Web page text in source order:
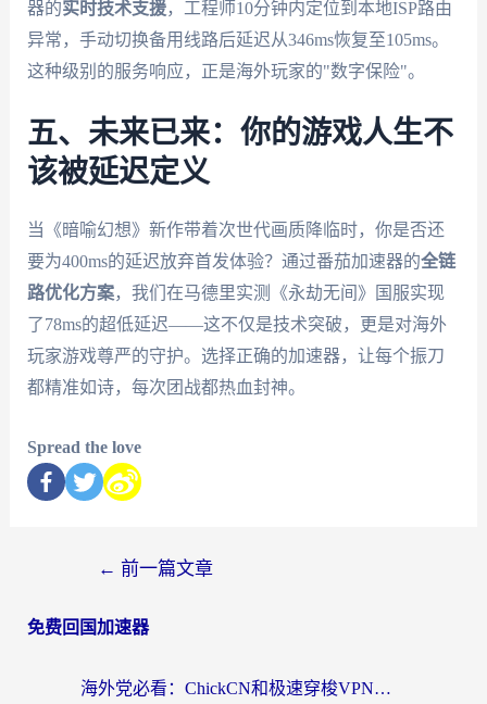
器的实时技术支援，工程师10分钟内定位到本地ISP路由
异常，手动切换备用线路后延迟从346ms恢复至105ms。
这种级别的服务响应，正是海外玩家的"数字保险"。
五、未来已来：你的游戏人生不
该被延迟定义
当《暗喻幻想》新作带着次世代画质降临时，你是否还
要为400ms的延迟放弃首发体验？通过番茄加速器的全链
路优化方案，我们在马德里实测《永劫无间》国服实现
了78ms的超低延迟——这不仅是技术突破，更是对海外
玩家游戏尊严的守护。选择正确的加速器，让每个振刀
都精准如诗，每次团战都热血封神。
Spread the love
← 前一篇文章
免费回国加速器
海外党必看：ChickCN和极速穿梭VPN好用吗？3招教你选对回国加速器无缝刷国内资源